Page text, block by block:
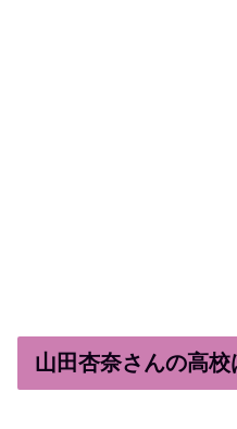
山田杏奈さんの高校